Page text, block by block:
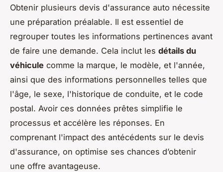
Obtenir plusieurs devis d'assurance auto nécessite
une préparation préalable. Il est essentiel de
regrouper toutes les informations pertinences avant
de faire une demande. Cela inclut les détails du
véhicule comme la marque, le modèle, et l'année,
ainsi que des informations personnelles telles que
l'âge, le sexe, l'historique de conduite, et le code
postal. Avoir ces données prêtes simplifie le
processus et accélère les réponses. En
comprenant l'impact des antécédents sur le devis
d'assurance, on optimise ses chances d’obtenir
une offre avantageuse.